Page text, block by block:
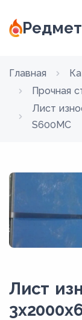
Главная
Прочная
Лист
S600MC
Лист